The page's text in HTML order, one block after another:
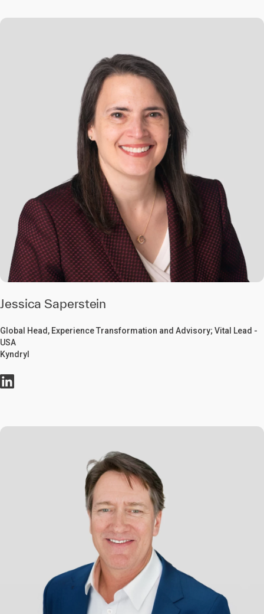
Jessica Saperstein
Global Head, Experience Transformation and Advisory; Vital Lead -
USA
Kyndryl